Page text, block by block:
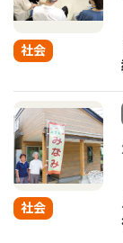
社会
社会